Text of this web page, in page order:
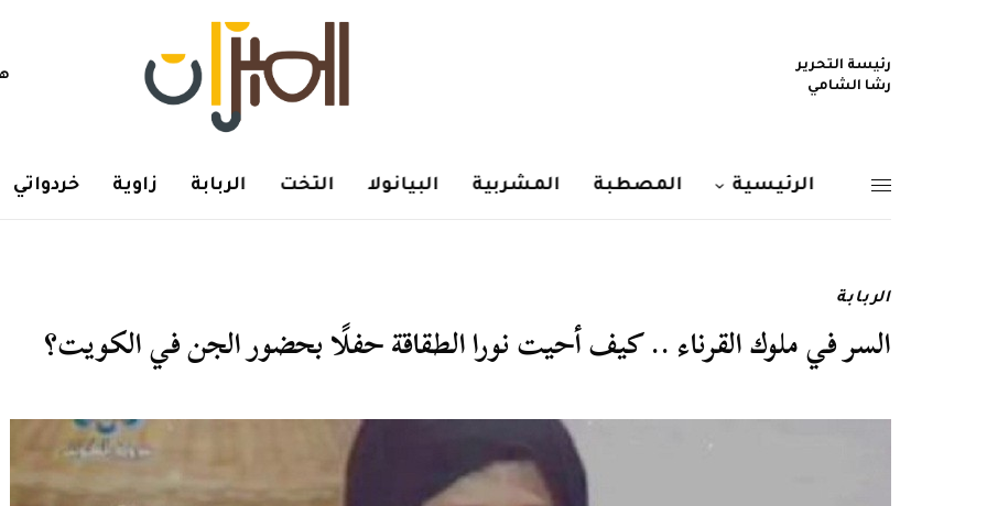
رئيسة التحرير
رشا الشامي
الرئيسية المصطبة المشربية البيانولا التخت الربابة زاوية خردواتي
الربابة
السر في ملوك القرناء .. كيف أحيت نورا الطقاقة حفلًا بحضور الجن في الكويت؟